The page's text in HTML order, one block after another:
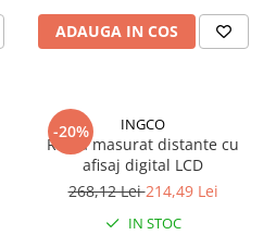
ADAUGA IN COS
-20% INGCO
Roata masurat distante cu
afisaj digital LCD
268,12 Lei214,49 Lei
IN STOC